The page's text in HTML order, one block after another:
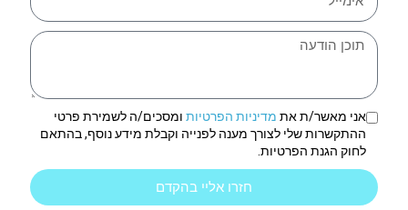
אני מאשר/ת את מדיניות הפרטיות ומסכים/ה לשמירת פרטי
ההתקשרות שלי לצורך מענה לפנייה וקבלת מידע נוסף, בהתאם
לחוק הגנת הפרטיות.
חזרו אליי בהקדם